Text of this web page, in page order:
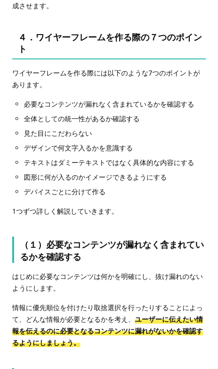
成させます。
４．ワイヤーフレームを作る際の７つのポイン
ト
ワイヤーフレームを作る際には以下のような7つのポイントが
あります。
必要なコンテンツが漏れなく含まれているかを確認する
全体としての統一性があるか確認する
見た目にこだわらない
デザインで何文字入るかを意識する
テキストはダミーテキストではなく具体的な内容にする
図形に何が入るのかイメージできるようにする
デバイスごとに分けて作る
1つずつ詳しく解説していきます。
（１）必要なコンテンツが漏れなく含まれてい
るかを確認する
はじめに必要なコンテンツは何かを明確にし、抜け漏れのない
ようにします。
情報に優先順位を付けたり取捨選択を行ったりすることによっ
て、どんな情報が必要となるかを考え、 ユーザーに伝えたい情
報を伝えるのに必要となるコンテンツに漏れがないかを確認す
るようにしましょう。